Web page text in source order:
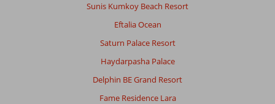
Sunis Kumkoy Beach Resort
Eftalia Ocean
Saturn Palace Resort
Haydarpasha Palace
Delphin BE Grand Resort
Fame Residence Lara